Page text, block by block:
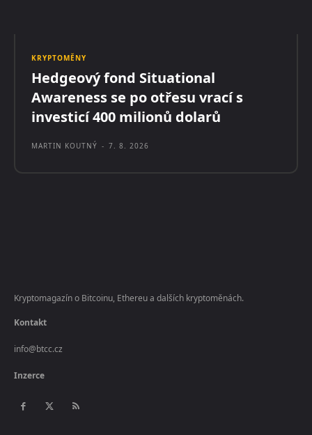
KRYPTOMĚNY
Hedgeový fond Situational
Awareness se po otřesu vrací s
investicí 400 milionů dolarů
MARTIN KOUTNÝ - 7. 8. 2026
Kryptomagazín o Bitcoinu, Ethereu a dalších kryptoměnách.
Kontakt
info@btcc.cz
Inzerce